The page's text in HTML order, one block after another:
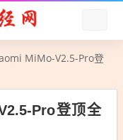
MiMo-V2.5-Pro登
Pro登顶全